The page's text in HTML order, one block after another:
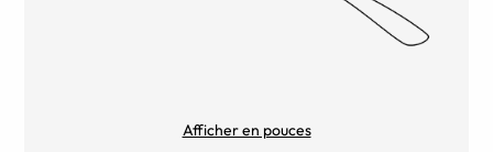
Afficher en pouces